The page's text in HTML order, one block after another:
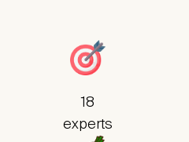
18
experts